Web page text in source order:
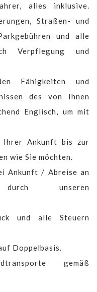
alles inklusive.
Straßen- und
und alle
Verpflegung und
Fähigkeiten und
des von Ihnen
Englisch, um mit
Ankunft bis zur
wie Sie möchten.
Ankunft / Abreise an
unseren
und alle Steuern
Doppelbasis.
gemäß